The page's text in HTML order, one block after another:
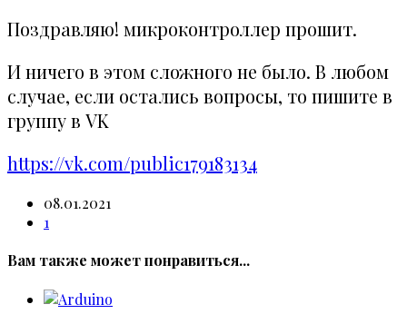
Поздравляю! микроконтроллер прошит.
И ничего в этом сложного не было. В любом
случае, если остались вопросы, то пишите в
группу в VK
https://vk.com/public179183134
08.01.2021
1
Вам также может понравиться...